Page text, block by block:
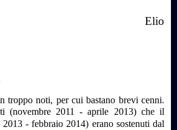
troppo noti, per cui bastano brevi cenni.
(novembre 2011 - aprile 2013) che il
- febbraio 2014) erano sostenuti dal